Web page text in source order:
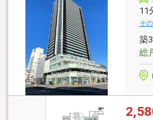
スを採用、冬などは結
ト飼育可能です。（２
11
そ
築
総